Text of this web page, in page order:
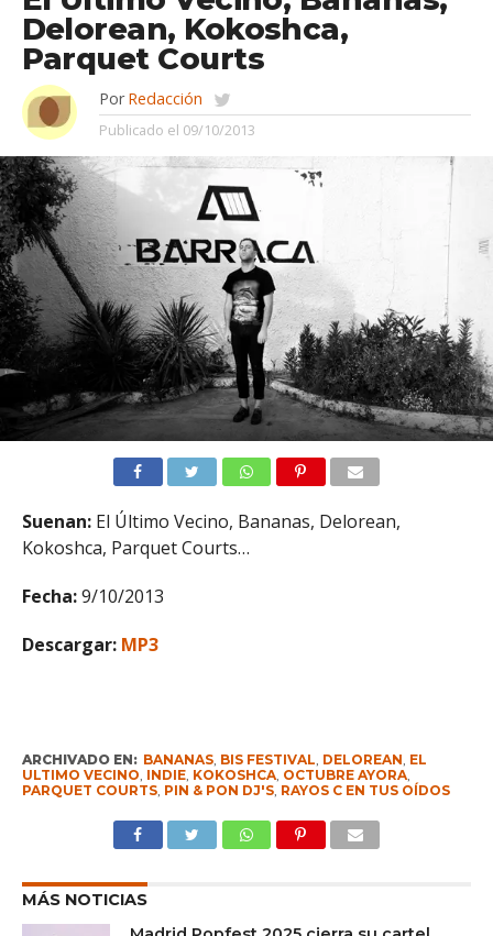
Delorean, Kokoshca,
Parquet Courts
Por Redacción
Publicado el 09/10/2013
Suenan:El Último Vecino, Bananas, Delorean,
Kokoshca, Parquet Courts…
Fecha:9/10/2013
Descargar: MP3
ARCHIVADO EN: BANANAS, BIS FESTIVAL DELOREAN EL
ULTIMO VECINO INDIE, KOKOSHCA, OCTUBRE AYORA,
PARQUET COURTS, PIN & PON DJ'S, RAYOS C EN TUS OÍDOS
MÁS NOTICIAS